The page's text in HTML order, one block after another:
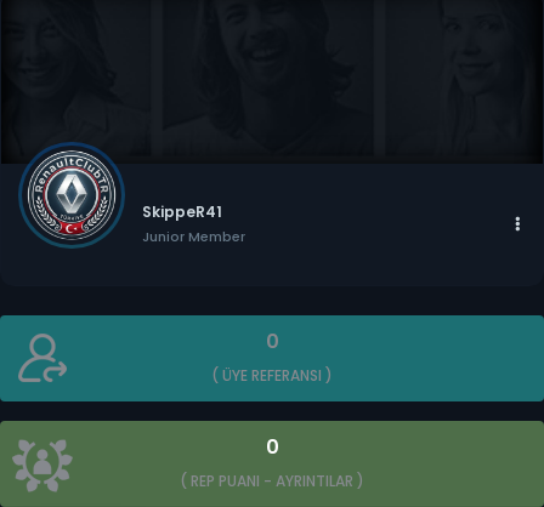
SkippeR41
Junior Member
0
( ÜYE REFERANSI )
0
( REP PUANI - AYRINTILAR )